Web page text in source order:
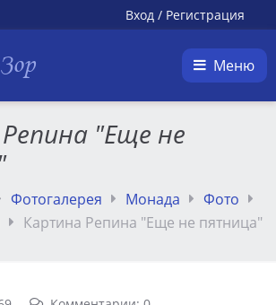
Вход / Регистрация
Меню
"Еще не
Фотогалерея Монада
Фото
Картина Репина "Еще не пятница"